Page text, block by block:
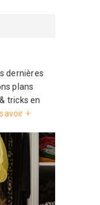
dernières
plans
tricks en
+